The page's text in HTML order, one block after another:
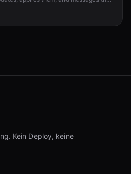
Kein Deploy, keine